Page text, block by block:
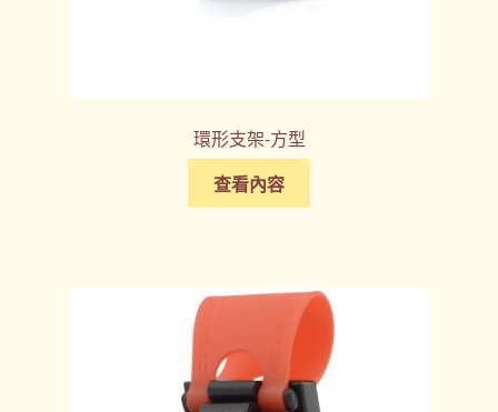
環形支架-方型
查看內容